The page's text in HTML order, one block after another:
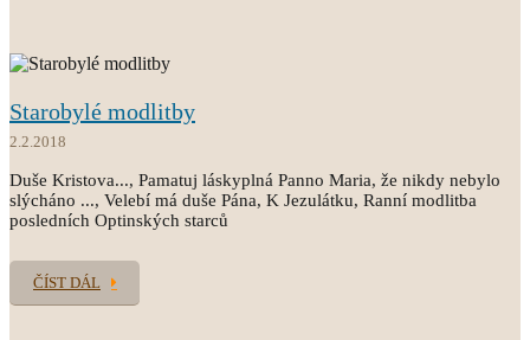
Starobylé modlitby
2.2.2018
Duše Kristova..., Pamatuj láskyplná Panno Maria, že nikdy nebylo
slýcháno ..., Velebí má duše Pána, K Jezulátku, Ranní modlitba
posledních Optinských starců
ČÍST DÁL